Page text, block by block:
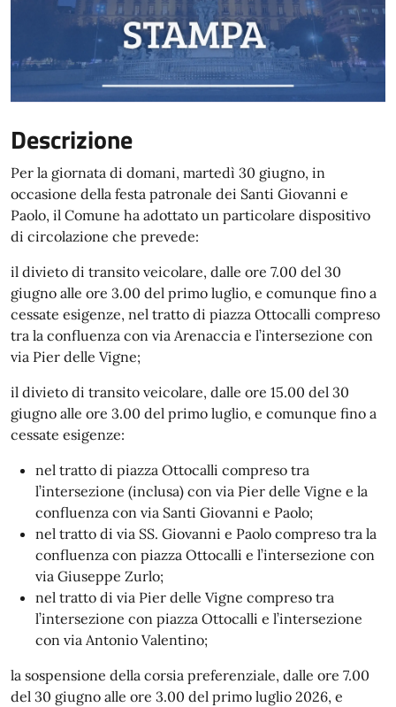
Descrizione
Per la giornata di domani, martedì 30 giugno, in
occasione della festa patronale dei Santi Giovanni e
Paolo, il Comune ha adottato un particolare dispositivo
di circolazione che prevede:
il divieto di transito veicolare, dalle ore 7.00 del 30
giugno alle ore 3.00 del primo luglio, e comunque fino a
cessate esigenze, nel tratto di piazza Ottocalli compreso
tra la confluenza con via Arenaccia e l’intersezione con
via Pier delle Vigne;
il divieto di transito veicolare, dalle ore 15.00 del 30
giugno alle ore 3.00 del primo luglio, e comunque fino a
cessate esigenze:
nel tratto di piazza Ottocalli compreso tra
l’intersezione (inclusa) con via Pier delle Vigne e la
confluenza con via Santi Giovanni e Paolo;
nel tratto di via SS. Giovanni e Paolo compreso tra la
confluenza con piazza Ottocalli e l’intersezione con
via Giuseppe Zurlo;
nel tratto di via Pier delle Vigne compreso tra
l’intersezione con piazza Ottocalli e l’intersezione
con via Antonio Valentino;
la sospensione della corsia preferenziale, dalle ore 7.00
del 30 giugno alle ore 3.00 del primo luglio 2026, e